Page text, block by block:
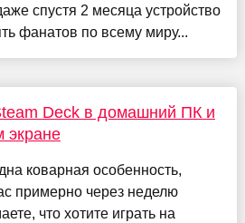
спустя 2 месяца устройство
фанатов по всему миру...
Deck в домашний ПК и
экране
коварная особенность,
примерно через неделю
что хотите играть на